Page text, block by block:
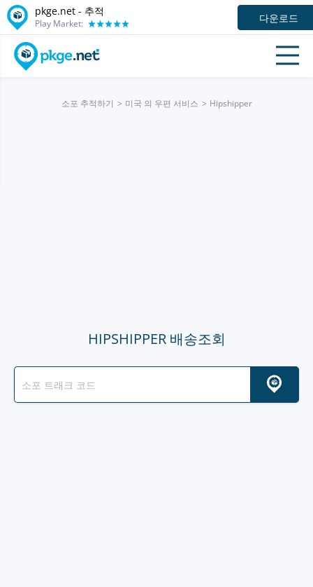
pkge.net - 추적
Play Market: 다운로드
소포 추적하기 미국 의 우편 서비스 Hipshipper
HIPSHIPPER 배송조회